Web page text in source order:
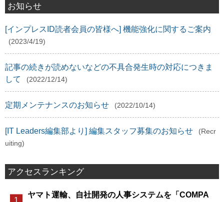
お知らせ
[インプレスID読者会員の皆様へ] 機能強化に関するご案内
(2023/4/19)
記事の続きが読めないなどの不具合発生時の対応につきま
して
(2022/12/14)
定期メンテナンスのお知らせ (2022/10/14)
[IT Leaders編集部より] 編集スタッフ募集のお知らせ
(Recr
uiting)
アクセスランキング
ヤマト運輸、自社開発の人事システムを「COMPA